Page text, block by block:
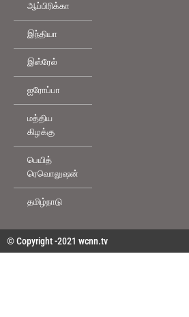
ஆப்பிரிக்கா
இந்தியா
இஸ்ரேல்
ஐரோப்பா
மத்திய
கிழக்கு
பெயித்
ரெவொலுஷன்
தமிழ்நாடு
© Copyright -2021 wcnn.tv